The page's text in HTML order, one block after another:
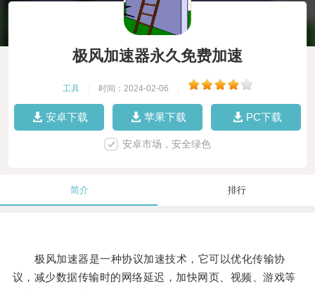
极风加速器永久免费加速
工具 时间：2024-02-06
安卓下载 苹果下载 PC下载
安卓市场，安全绿色
简介 排行
极风加速器是一种协议加速技术，它可以优化传输协
议，减少数据传输时的网络延迟，加快网页、视频、游戏等